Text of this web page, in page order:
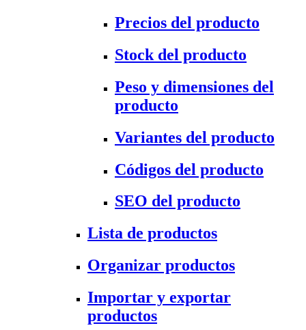
Precios del producto
Stock del producto
Peso y dimensiones del
producto
Variantes del producto
Códigos del producto
SEO del producto
Lista de productos
Organizar productos
Importar y exportar
productos